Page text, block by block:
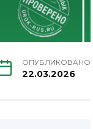
ОПУБЛИКОВАНО
22.03.2026